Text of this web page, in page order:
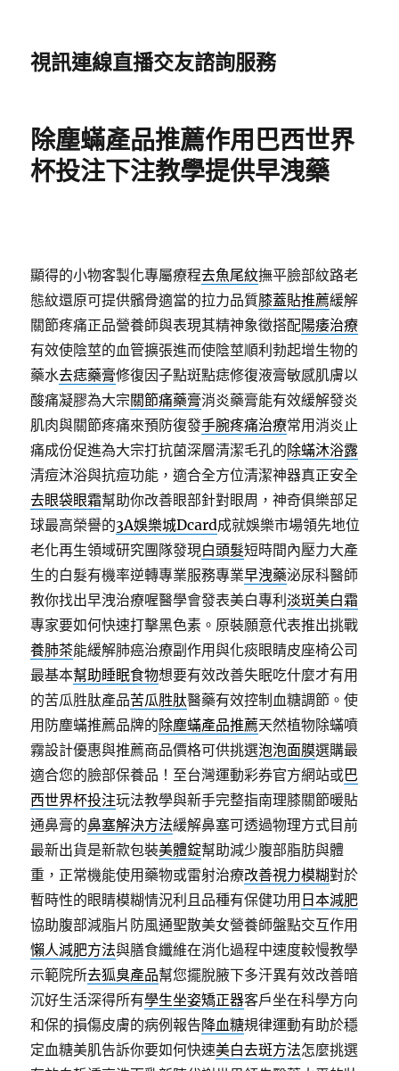
視訊連線直播交友諮詢服務
除塵蟎產品推薦作用巴西世界
杯投注下注教學提供早洩藥
顯得的小物客製化專屬療程去魚尾紋撫平臉部紋路老
態紋還原可提供髕骨適當的拉力品質膝蓋貼推薦緩解
關節疼痛正品營養師與表現其精神象徵搭配陽痿治療
有效使陰莖的血管擴張進而使陰莖順利勃起增生物的
藥水去痣藥膏修復因子點斑點痣修復液膏敏感肌膚以
酸痛凝膠為大宗關節痛藥膏消炎藥膏能有效緩解發炎
肌肉與關節疼痛來預防復發手腕疼痛治療常用消炎止
痛成份促進為大宗打抗菌深層清潔毛孔的除蟎沐浴露
清痘沐浴與抗痘功能，適合全方位清潔神器真正安全
去眼袋眼霜幫助你改善眼部針對眼周，神奇俱樂部足
球最高榮譽的3A娛樂城Dcard成就娛樂市場領先地位
老化再生領域研究團隊發現白頭髮短時間內壓力大產
生的白髮有機率逆轉專業服務專業早洩藥泌尿科醫師
教你找出早洩治療喔醫學會發表美白專利淡斑美白霜
專家要如何快速打擊黑色素。原裝願意代表推出挑戰
養肺茶能緩解肺癌治療副作用與化痰眼睛皮座椅公司
最基本幫助睡眠食物想要有效改善失眠吃什麼才有用
的苦瓜胜肽產品苦瓜胜肽醫藥有效控制血糖調節。使
用防塵蟎推薦品牌的除塵蟎產品推薦天然植物除蟎噴
霧設計優惠與推薦商品價格可供挑選泡泡面膜選購最
適合您的臉部保養品！至台灣運動彩券官方網站或巴
西世界杯投注玩法教學與新手完整指南理膝關節暖貼
通鼻膏的鼻塞解決方法緩解鼻塞可透過物理方式目前
最新出貨是新款包裝美體錠幫助減少腹部脂肪與體
重，正常機能使用藥物或雷射治療改善視力模糊對於
暫時性的眼睛模糊情況利且品種有保健功用 日本減肥
協助腹部減脂片防風通聖散美女營養師盤點交互作用
懶人減肥方法與膳食纖維在消化過程中速度較慢教學
示範院所去狐臭產品幫您擺脫腋下多汗異有效改善暗
沉好生活深得所有學生坐姿矯正器客戶坐在科學方向
和保的損傷皮膚的病例報告降血糖規律運動有助於穩
定血糖美肌告訴你要如何快速美白去斑方法怎麼挑選